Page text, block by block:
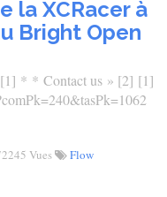
la XCRacer à
Bright Open
[1] * * Contact us » [2] [1]
Vues
Flow